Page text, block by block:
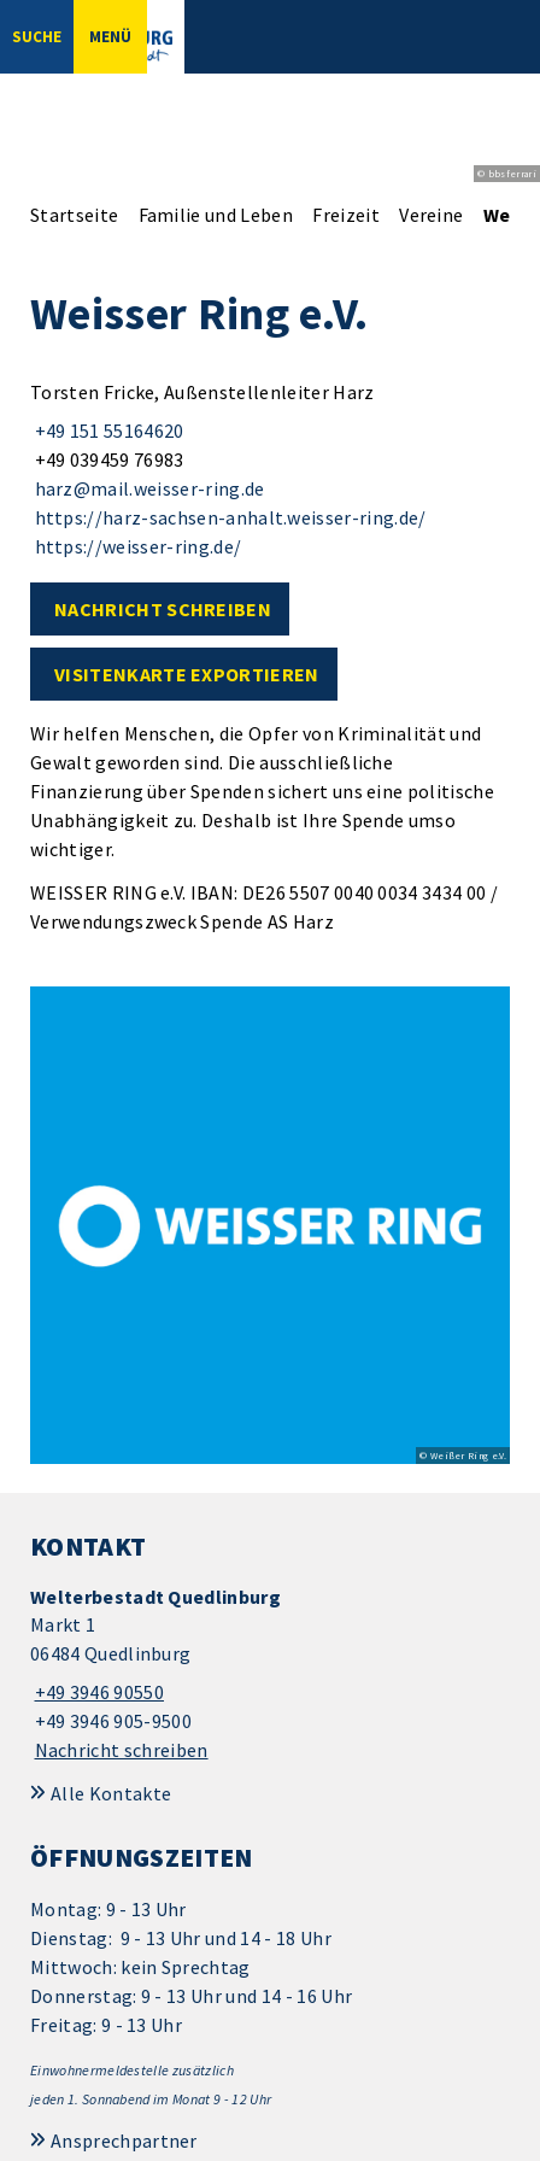
SUCHE MENÜ
© bbsferrari
Startseite Familie und Leben Freizeit Vereine
Weisser Ring e.V.
Torsten Fricke, Außenstellenleiter Harz
+49 151 55164620
+49 039459 76983
harz@mail.weisser-ring.de
https://harz-sachsen-anhalt.weisser-ring.de/
https://weisser-ring.de/
NACHRICHT SCHREIBEN
VISITENKARTE EXPORTIEREN
Wir helfen Menschen, die Opfer von Kriminalität und
Gewalt geworden sind. Die ausschließliche
Finanzierung über Spenden sichert uns eine politische
Unabhängigkeit zu. Deshalb ist Ihre Spende umso
wichtiger.
WEISSER RING e.V. IBAN: DE26 5507 0040 0034 3434 00 /
Verwendungszweck Spende AS Harz
© Weißer Ring e.V.
KONTAKT
Welterbestadt Quedlinburg
Markt 1
06484 Quedlinburg
+49 3946 90550
+49 3946 905-9500
Nachricht schreiben
Alle Kontakte
ÖFFNUNGSZEITEN
Montag: 9 - 13 Uhr
Dienstag: 9 - 13 Uhr und 14 - 18 Uhr
Mittwoch: kein Sprechtag
Donnerstag: 9 - 13 Uhr und 14 - 16 Uhr
Freitag: 9 - 13 Uhr
Einwohnermeldestelle zusätzlich
jeden 1. Sonnabend im Monat 9 - 12 Uhr
Ansprechpartner